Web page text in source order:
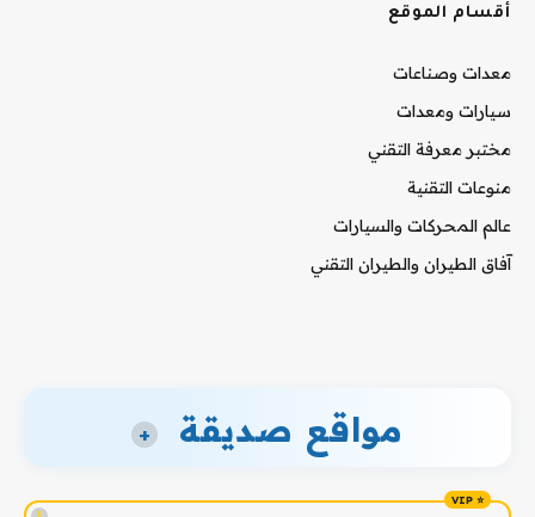
أقسام الموقع
معدات وصناعات
سيارات ومعدات
مختبر معرفة التقني
منوعات التقنية
عالم المحركات والسيارات
آفاق الطيران والطيران التقني
مواقع صديقة +